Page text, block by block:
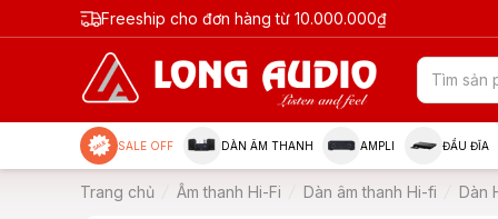
Freeship cho đơn hàng từ 10.000.000₫
SALE OFF DÀN ÂM THANH AMPLI ĐẦU ĐĨA
Trang chủ Âm thanh Hi-Fi Dàn âm thanh Hi-fi Dàn